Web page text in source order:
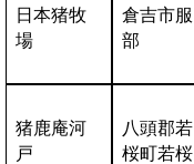
日本猪牧
場
倉吉市服
部
猪鹿庵河
戸
八頭郡若
桜町若桜